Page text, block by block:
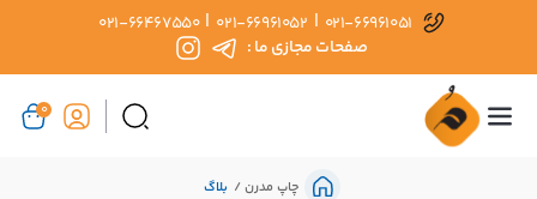
021-66961051
|
021-66961052
|
021-66467550
صفحات مجازی ما :
چاپ مدرن بلاگ